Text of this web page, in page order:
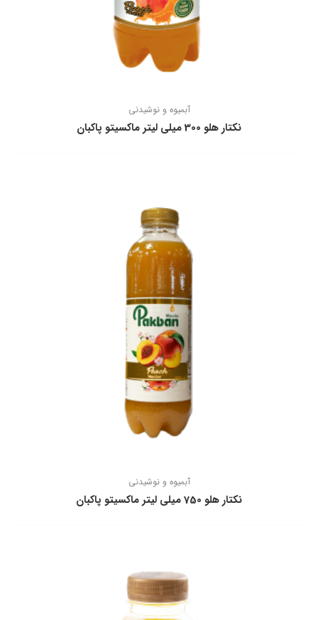
آبمیوه و نوشیدنی
نكتار هلو 300 ميلي ليتر ماكسيتو پاكبان
آبمیوه و نوشیدنی
نكتار هلو 750 ميلی ليتر ماكسيتو پاكبان